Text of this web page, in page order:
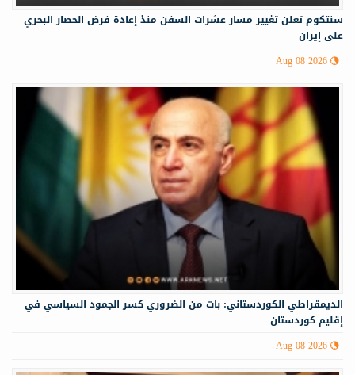
سنتكوم تعلن تغيير مسار عشرات السفن منذ إعادة فرض الحصار البحري
على إيران
Aug 08 2026
الديمقراطي الكوردستاني: بات من الضروري كسر الجمود السياسي في
إقليم كوردستان
Aug 08 2026